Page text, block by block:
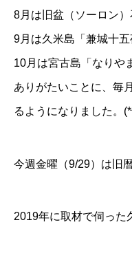
8月は旧盆（ソーロン
9月は久米島「兼城十
10月は宮古島「なりや
ありがたいことに、毎
るようになりました。
今週金曜（9/29）は旧
2019年に取材で伺った